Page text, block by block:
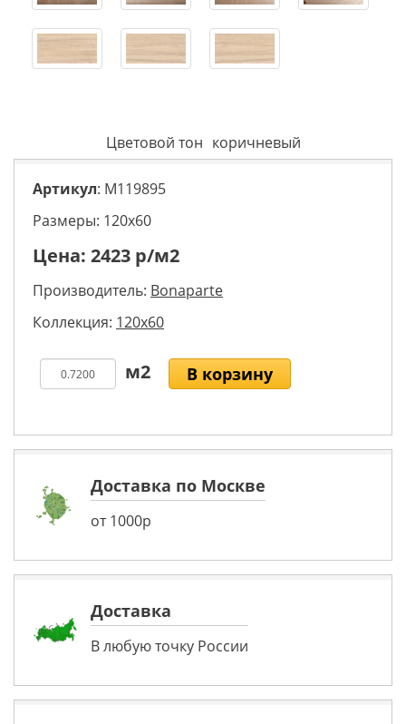
Цветовой тон коричневый
Артикул: M119895
Размеры: 120х60
Цена: 2423 р/м2
Производитель: Bonaparte
Коллекция: 120x60
В корзину
Доставка по Москве
от 1000р
Доставка
В любую точку России